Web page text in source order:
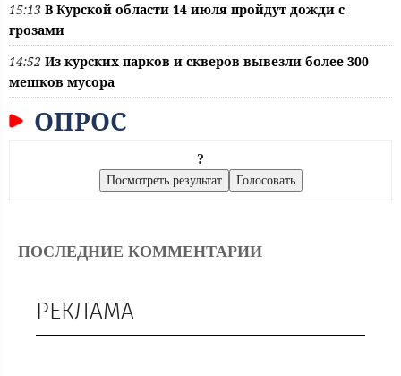
15:13 В Курской области 14 июля пройдут дожди с
грозами
14:52 Из курских парков и скверов вывезли более 300
мешков мусора
ОПРОС
?
ПОСЛЕДНИЕ КОММЕНТАРИИ
РЕКЛАМА